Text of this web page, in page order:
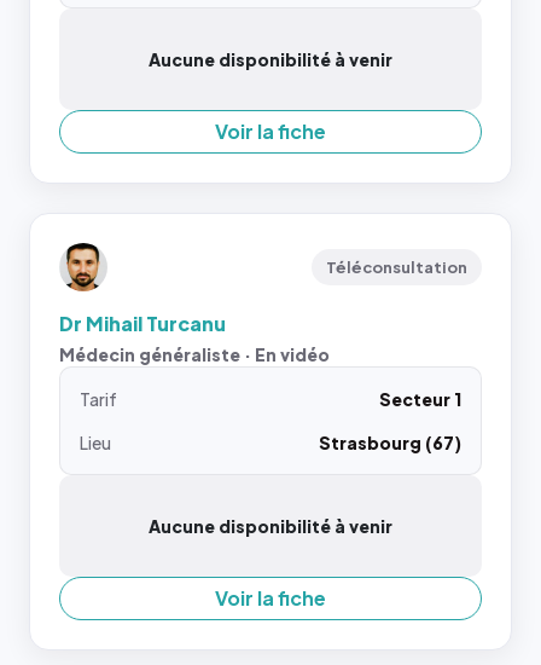
Aucune disponibilité à venir
Voir la fiche
Téléconsultation
Dr Mihail Turcanu
Médecin généraliste · En vidéo
Tarif
Secteur 1
Lieu
Strasbourg (67)
Aucune disponibilité à venir
Voir la fiche